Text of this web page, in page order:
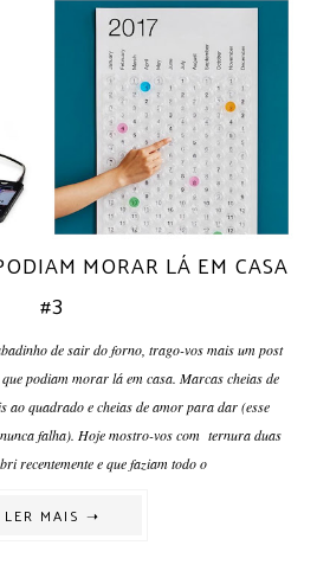
MORAR LÁ EM CASA
#3
de sair do forno, trago-vos mais um post
podiam morar lá em casa. Marcas cheias de
ao quadrado e cheias de amor para dar (esse
falha). Hoje mostro-vos com ternura duas
recentemente e que faziam todo o
LER MAIS ➝